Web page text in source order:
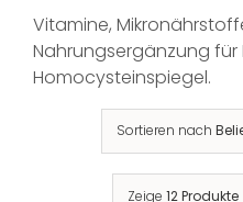
Vitamine,
Nahrungsergänzung
Homocysteinspiegel.
Sortieren nach
Zeige 12 Produkte